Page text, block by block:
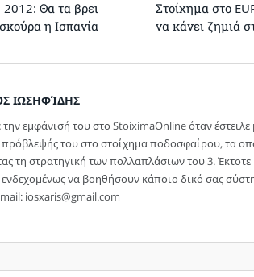
2012: Θα τα βρει
σκούρα η Ισπανία
Στοίχημα στο
να κάνει ζημιά
ΙΩΣΗΦΊΔΗΣ
εμφάνισή του στο StoiximaOnline όταν έστειλε
του στο στοίχημα ποδοσφαίρου, τα
τη στρατηγική των πολλαπλάσιων του 3. Έκτοτε
ενδεχομένως να βοηθήσουν κάποιο δικό σας
iosxaris@gmail.com